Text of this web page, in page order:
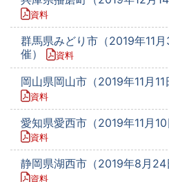
資料
群馬県みどり市（2019年11
催）
資料
岡山県岡山市（2019年11月11
資料
愛知県愛西市（2019年11月
資料
静岡県湖西市（2019年8月24
資料